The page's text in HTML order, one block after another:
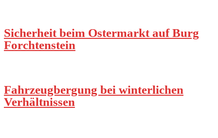
Sicherheit beim Ostermarkt auf Burg
Forchtenstein
Fahrzeugbergung bei winterlichen
Verhältnissen